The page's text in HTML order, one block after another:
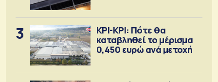
3
ΚΡΙ-ΚΡΙ: Πότε θα
καταβληθεί το μέρισμα
0,450 ευρώ ανά μετοχή